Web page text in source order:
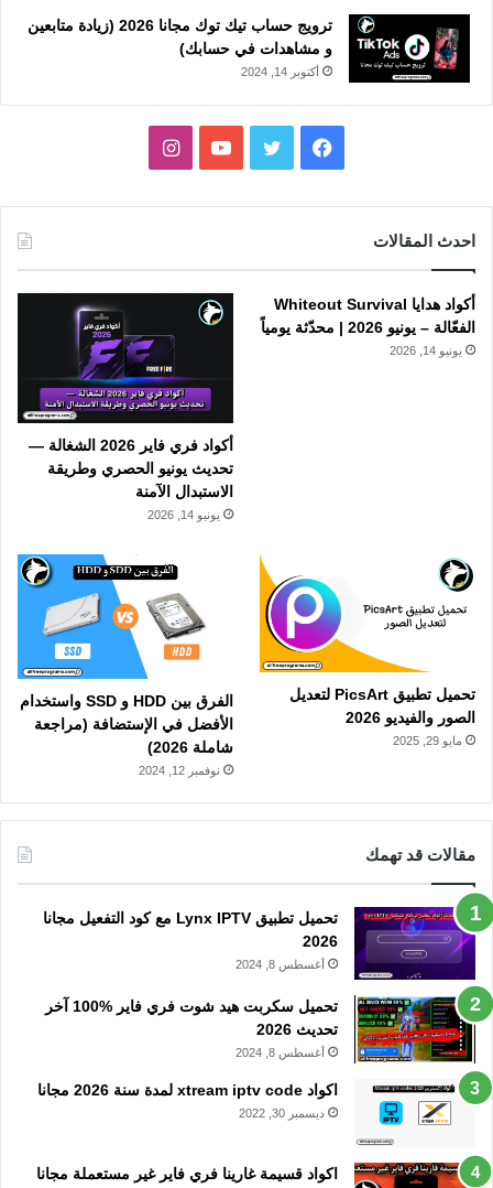
ترويج حساب تيك توك مجانا 2026 (زيادة متابعين
و مشاهدات في حسابك)
أكتوبر 14, 2024
فيسبوك تويتر يوتيوبانستقرام
احدث المقالات
أكواد هدايا Whiteout Survival
الفعّالة – يونيو 2026 | محدّثة يومياً
يونيو 14, 2026
أكواد فري فاير 2026 الشغالة —
تحديث يونيو الحصري وطريقة
الاستبدال الآمنة
يونيو 14, 2026
تحميل تطبيق PicsArt لتعديل
الصور والفيديو 2026
مايو 29, 2025
الفرق بين HDD و SSD واستخدام
الأفضل في الإستضافة (مراجعة
شاملة 2026)
نوفمبر 12, 2024
مقالات قد تهمك
تحميل تطبيق Lynx IPTV مع كود التفعيل مجانا
2026
أغسطس 8, 2024
تحميل سكربت هيد شوت فري فاير %100 آخر
تحديث 2026
أغسطس 8, 2024
اكواد xtream iptv code لمدة سنة 2026 مجانا
ديسمبر 30, 2022
اكواد قسيمة غارينا فري فاير غير مستعملة مجانا